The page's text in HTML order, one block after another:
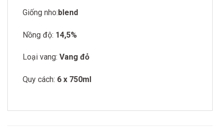
Giống nho:blend
Nồng độ: 14,5%
Loại vang: Vang đỏ
Quy cách: 6 x 750ml